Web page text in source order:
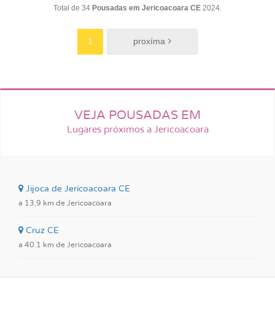
Total de 34 Pousadas em Jericoacoara CE 2024.
1
VEJA POUSADAS EM
Lugares próximos a Jericoacoara
Jijoca de Jericoacoara CE
a 13.9 km de Jericoacoara
Cruz CE
a 40.1 km de Jericoacoara